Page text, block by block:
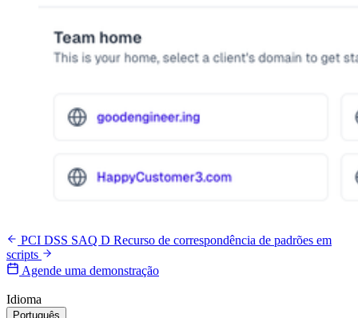
PCI DSS SAQ D Recurso de correspondência de padrões em
scripts
Agende uma demonstração
Idioma
Português